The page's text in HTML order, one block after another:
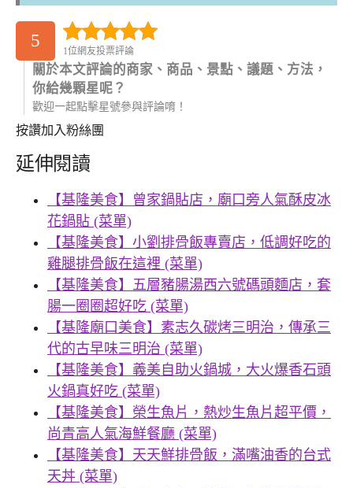
5
1位網友投票評論
關於本文評論的商家、商品、景點、議題、方法，
你給幾顆星呢？
歡迎一起點擊星號參與評論唷！
按讚加入粉絲團
延伸閱讀
【基隆美食】曾家鍋貼店，廟口旁人氣酥皮冰
花鍋貼 (菜單)
【基隆美食】小劉排骨飯專賣店，低調好吃的
雞腿排骨飯在這裡 (菜單)
【基隆美食】五層豬腸湯西六號碼頭麵店，套
腸一圈圈超好吃 (菜單)
【基隆廟口美食】素志久碳烤三明治，傳承三
代的古早味三明治 (菜單)
【基隆美食】義美自助火鍋城，大火爆香石頭
火鍋真好吃 (菜單)
【基隆美食】榮生魚片，熱炒生魚片超平價，
尚青高人氣海鮮餐廳 (菜單)
【基隆美食】天天鮮排骨飯，滿嘴油香的台式
天丼 (菜單)